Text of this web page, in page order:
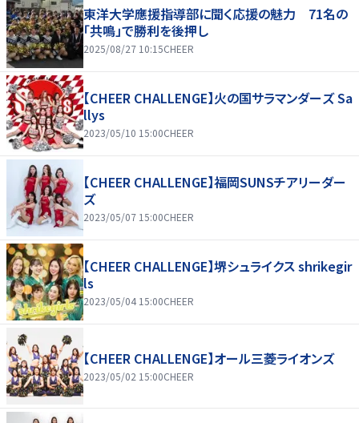
東洋大学應援指導部に聞く応援の魅力 71名の
「共鳴」で勝利を後押し
2025/08/27 10:15CHEER
【CHEER CHALLENGE】火の国サラマンダーズ Sa
llys
2023/05/10 15:00CHEER
【CHEER CHALLENGE】福岡SUNSチアリーダー
ズ
2023/05/07 15:00CHEER
【CHEER CHALLENGE】堺シュライクス shrikegir
ls
2023/05/04 15:00CHEER
【CHEER CHALLENGE】オール三菱ライオンズ
2023/05/02 15:00CHEER